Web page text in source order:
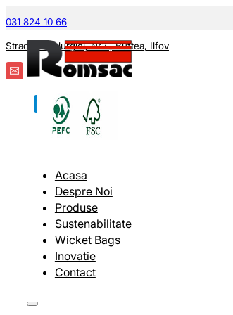
031 824 10 66
Strada Metalurgiei, Nr2 , Buftea, Ilfov
Acasa
Despre Noi
Produse
Sustenabilitate
Wicket Bags
Inovatie
Contact